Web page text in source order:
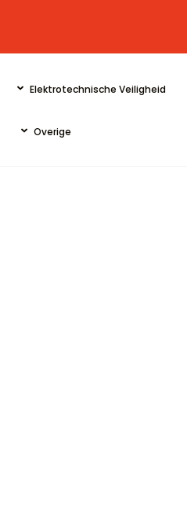
Elektrotechnische Veiligheid
Overige